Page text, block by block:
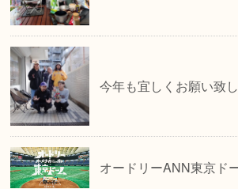
今年も宜しくお願い致
オードリーANN東京ド